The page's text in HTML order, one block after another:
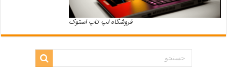
فروشگاه لپ تاپ استوک